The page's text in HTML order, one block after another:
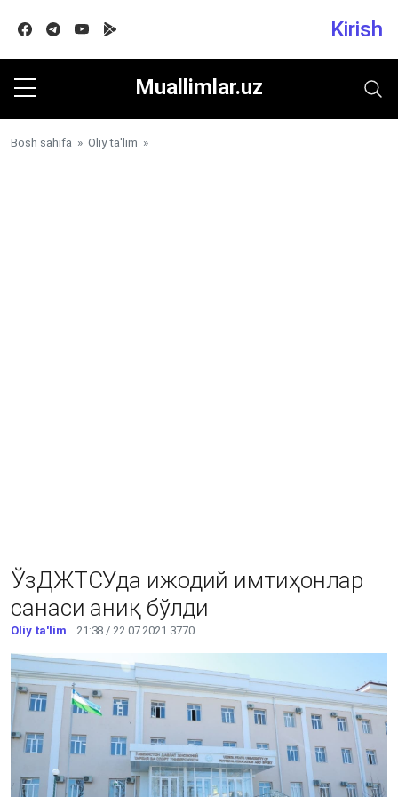
FacebookTelegram
Youtube Kirish
Muallimlar.uz
Bosh sahifa » Oliy ta'lim »
ЎзДЖТСУда ижодий имтиҳонлар
санаси аниқ бўлди
Oliy ta'lim 21:38 / 22.07.2021 3770